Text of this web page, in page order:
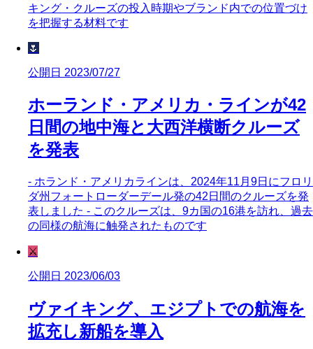
キング・クルーズの投入時期やブランド内での位置づけ
を把握する材料です
🌷
公開日 2023/07/27
ホーランド・アメリカ・ラインが42
日間の地中海と大西洋横断クルーズ
を発表
- ホランド・アメリカラインは、2024年11月9日にフロリ
ダ州フォートローダーデール発の42日間のクルーズを発
表しました - このクルーズは、9カ国の16港を訪れ、過去
の同様の航海に触発されたものです
⚔️
公開日 2023/06/03
ヴァイキング、エジプトでの航海を
拡充し新船を導入